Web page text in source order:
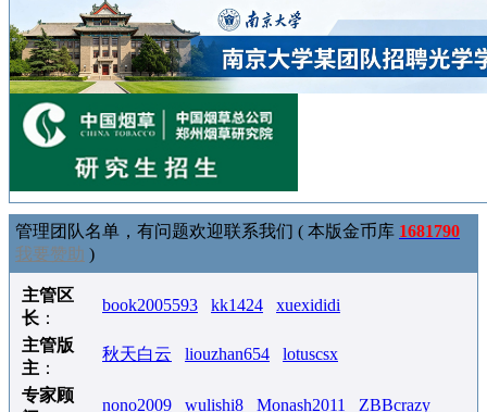
管理团队名单，有问题欢迎联系我们 ( 本版金币库 1681790
我要赞助 )
主管区
长 ：
book2005593 kk1424 xuexididi
主管版
主 ：
秋天白云 liouzhan654 lotuscsx
专家顾
nono2009 wulishi8 Monash2011 ZBBcrazy